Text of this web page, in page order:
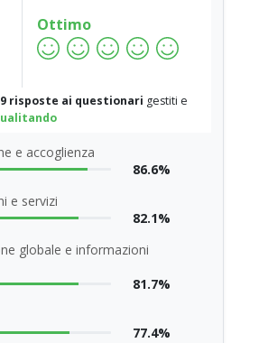
Ottimo
risposte ai questionari gestiti e
e accoglienza
86.6%
e servizi
82.1%
globale e informazioni
81.7%
77.4%